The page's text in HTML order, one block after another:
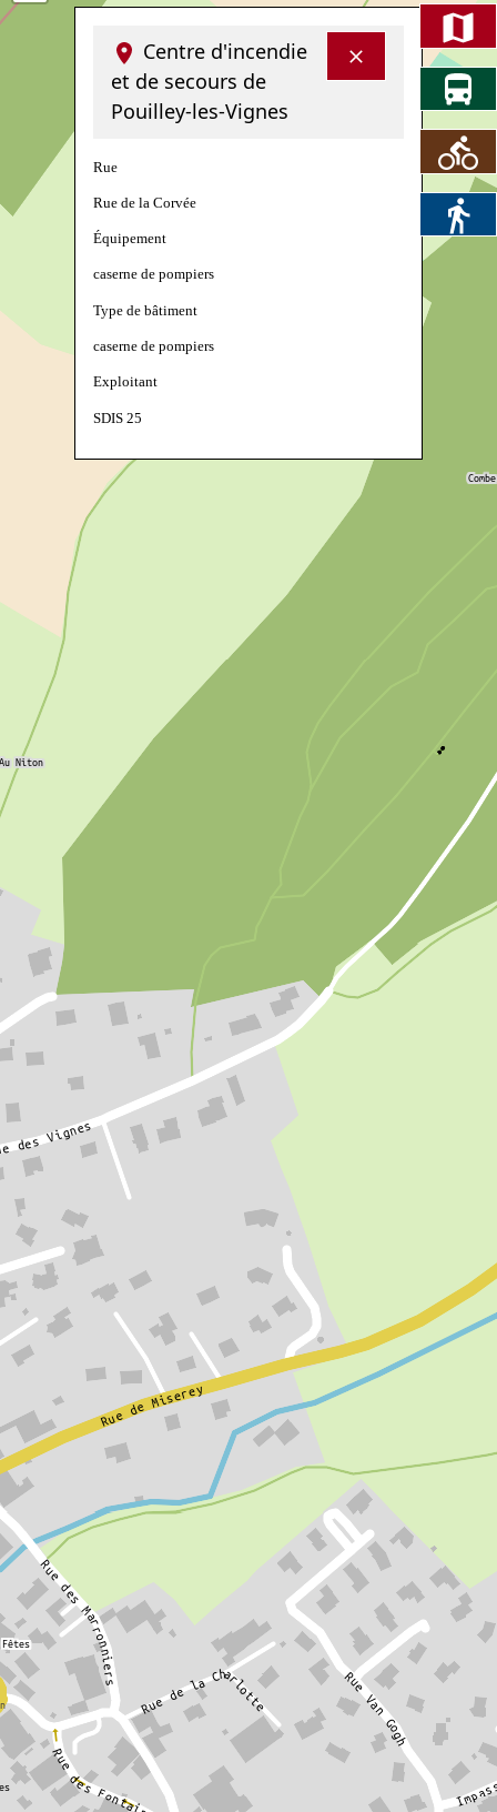
Centre d'incendie
et de secours de
Pouilley-les-Vignes
Rue
Rue de la Corvée
Équipement
caserne de pompiers
Type de bâtiment
caserne de pompiers
Exploitant
SDIS 25